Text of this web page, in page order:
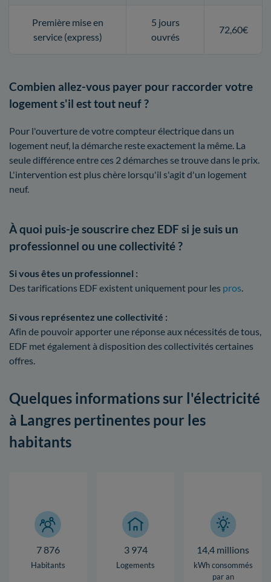
Première mise en
service (express)
5 jours
ouvrés
72,60€
Combien allez-vous payer pour raccorder votre
logement s'il est tout neuf ?
Pour l'ouverture de votre compteur électrique dans un
logement neuf, la démarche reste exactement la même. La
seule différence entre ces 2 démarches se trouve dans le prix.
L'intervention est plus chère lorsqu'il s'agit d'un logement
neuf.
À quoi puis-je souscrire chez EDF si je suis un
professionnel ou une collectivité ?
Si vous êtes un professionnel :
Des tarifications EDF existent uniquement pour les pros.
Si vous représentez une collectivité :
Afin de pouvoir apporter une réponse aux nécessités de tous,
EDF met également à disposition des collectivités certaines
offres.
Quelques informations sur l'électricité
à Langres pertinentes pour les
habitants
7 876
Habitants
3 974
Logements
14,4 millions
kWh consommés
par an